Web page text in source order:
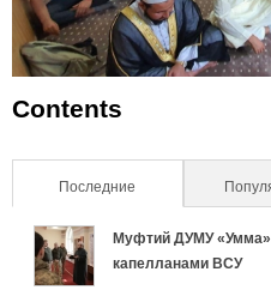
Contents
Последние (активная вкладка)
Муфтий ДУМУ
капелланами ВСУ